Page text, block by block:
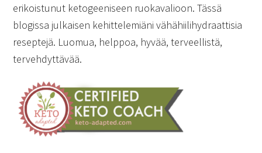
erikoistunut ketogeeniseen ruokavalioon. Tässä
blogissa julkaisen kehittelemiäni vähähiilihydraattisia
reseptejä. Luomua, helppoa, hyvää, terveellistä,
tervehdyttävää.